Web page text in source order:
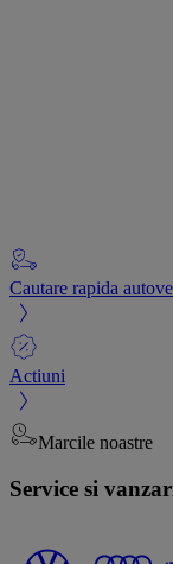
Cautare rapida
Actiuni
Marcile noastre
Service si